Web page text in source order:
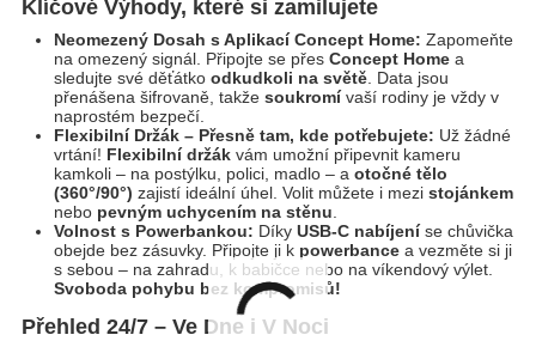
Klíčové Výhody, které si zamilujete
Neomezený Dosah s Aplikací Concept Home: Zapomeňte
na omezený signál. Připojte se přesConcept Home a
sledujte své děťátkoodkudkoli na světě . Data jsou
přenášena šifrovaně, takžesoukromívaší rodiny je vždy v
naprostém bezpečí.
Flexibilní Držák – Přesně tam, kde potřebujete: Už žádné
vrtání! Flexibilní držák vám umožní připevnit kameru
kamkoli – na postýlku, polici, madlo – aotočné tělo
(360°/90°) zajistí ideální úhel. Volit můžete i mezistojánkem
nebo pevným uchycením na stěnu
Volnost s Powerbankou: DíkyUSB-C nabíjeníse chůvička
obejde bez zásuvky. Připojte ji k powerbance a vezměte si ji
s sebou – na zahradu, k babičce nebo na víkendový výlet.
Svoboda pohybu bez kompromisů!
Přehled 24/7 – Ve Dne i V Noci